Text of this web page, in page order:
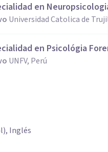
en
Universidad Catolica de
en Psicológia
UNFV, Perú
Inglés